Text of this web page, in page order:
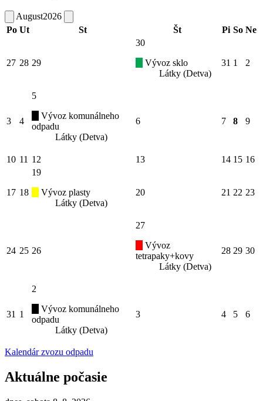
August2026
Po Ut St Št Pi So Ne
27 28 29
30
Vývoz sklo
Látky (Detva)
31 1 2
3 4
5
Vývoz komunálneho
odpadu
Látky (Detva)
6 7 8 9
10 11 12 13 14 15 16
17 18
19
Vývoz plasty
Látky (Detva)
20 21 22 23
24 25 26
27
Vývoz
tetrapaky+kovy
Látky (Detva)
28 29 30
31 1
2
Vývoz komunálneho
odpadu
Látky (Detva)
3 4 5 6
Kalendár zvozu odpadu
Aktuálne počasie